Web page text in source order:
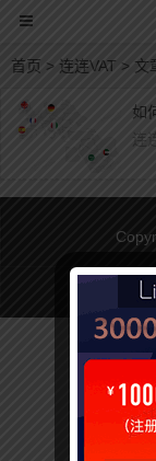
首页 > 连连VAT > 文
如
连